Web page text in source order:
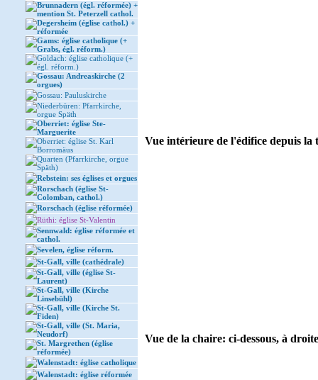
Brunnadern (égl. réformée) +
mention St. Peterzell cathol.
Degersheim (église cathol.) +
réformée
Gams: église catholique (+
Grabs, égl. réform.)
Goldach: église catholique (+
égl. réform.)
Gossau: Andreaskirche (2
orgues)
Gossau: Pauluskirche
Niederbüren: Pfarrkirche,
orgue Späth
Oberriet: église Ste-
Marguerite
Oberriet: église St. Karl
Borromäus
Quarten (Pfarrkirche, orgue
Späth)
Rebstein: ses églises et orgues
Rorschach (église St-
Colomban, cathol.)
Rorschach (église réformée)
Rüthi: église St-Valentin
Sennwald: église réformée et
cathol.
Sevelen, église réform.
St-Gall, ville (cathédrale)
St-Gall, ville (église St-
Laurent)
St-Gall, ville (Kirche
Linsebühl)
St-Gall, ville (Kirche St.
Fiden)
St-Gall, ville (St. Maria,
Neudorf)
St. Margrethen (église
réformée)
Walenstadt: église catholique
Walenstadt: église réformée
Vue intérieure de l'édifice depuis la
Vue de la chaire: ci-dessous, à droite